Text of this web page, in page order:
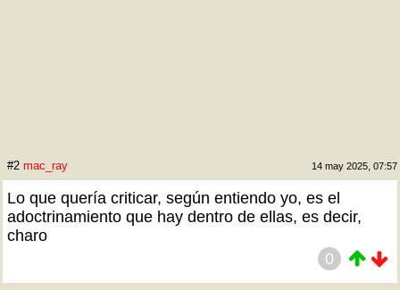
#2 mac_ray 14 may 2025, 07:57
Lo que quería criticar, según entiendo yo, es el
adoctrinamiento que hay dentro de ellas, es decir,
charo
0